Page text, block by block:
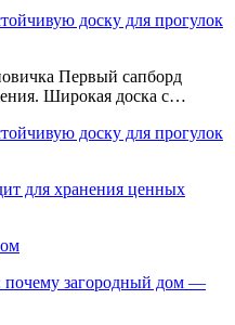
доску для прогулок
Первый сапборд
Широкая доска с…
доску для прогулок
для хранения ценных
почему загородный дом —